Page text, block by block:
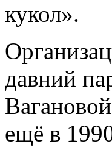
кукол».
давний
ещё в